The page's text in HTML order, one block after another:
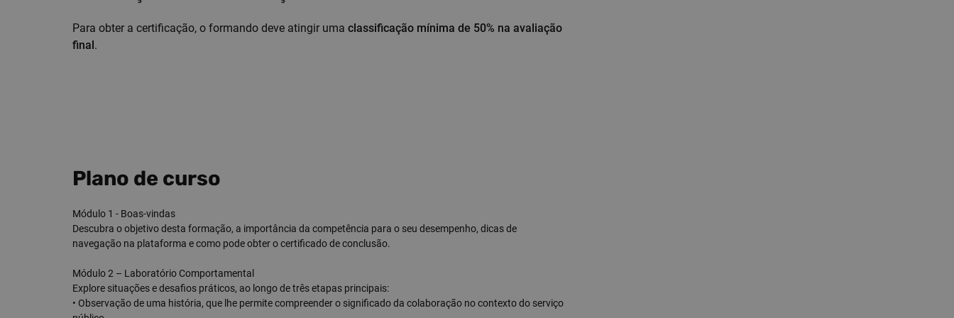
Para obter a certificação, o formando deve atingir uma classificação mínima de 50% na avaliação
final .
Plano de curso
Módulo 1 - Boas-vindas
Descubra o objetivo desta formação, a importância da competência para o seu desempenho, dicas de
navegação na plataforma e como pode obter o certificado de conclusão.
Módulo 2 – Laboratório Comportamental
Explore situações e desafios práticos, ao longo de três etapas principais:
• Observação de uma história, que lhe permite compreender o significado da colaboração no contexto do serviço